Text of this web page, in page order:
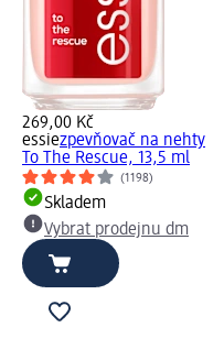
269,00 Kč
essiezpevňovač na nehty
To The Rescue, 13,5 ml
(1198)
Skladem
Vybrat prodejnu dm